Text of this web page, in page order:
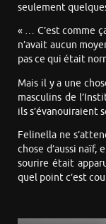
seulement
« … C’est comme
n’avait aucun
pas ce qui était
Mais il y a une
masculins de
ils s’évanouiraient
Felinella ne
chose d’aussi naïf,
sourire était
quel point c’est